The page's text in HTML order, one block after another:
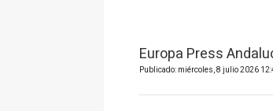
Europa Press
Publicado: miércoles, 8 julio 2026